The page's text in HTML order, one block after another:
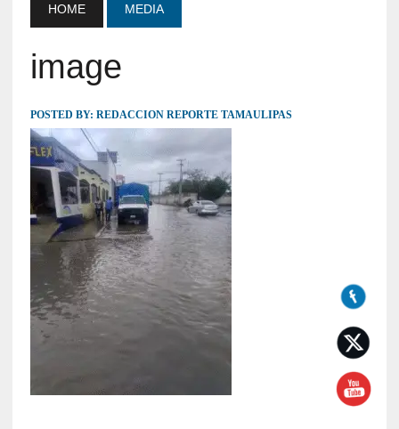
HOME MEDIA
image
POSTED BY: REDACCION REPORTE TAMAULIPAS